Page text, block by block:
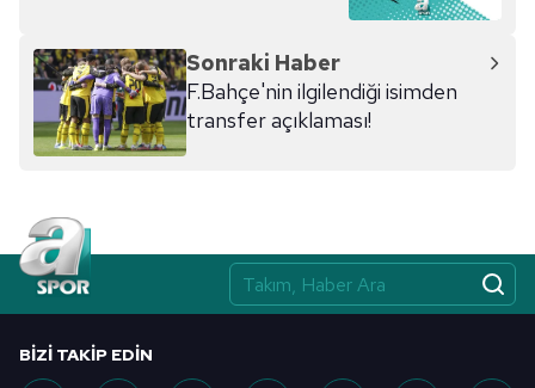
Sonraki Haber
F.Bahçe'nin ilgilendiği isimden
transfer açıklaması!
BIZI TAKIP EDIN